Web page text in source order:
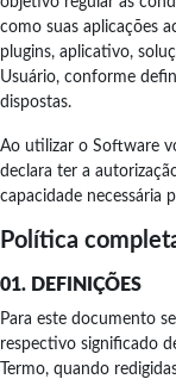
como suas aplicações
plugins, aplicativo,
Usuário, conforme
dispostas.
Ao utilizar o Software
declara ter a
capacidade necessária
Política
01. DEFINIÇÕES
Para este documento
respectivo significado
Termo, quando